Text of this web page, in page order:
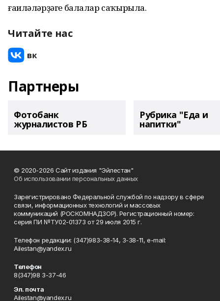
ғаиләләрҙәге балалар саҡырыла.
Читайте нас
Партнеры
Фотобанк
журналистов РБ
Рубрика "Еда и
напитки"
© 2020-2026 Сайт издания "Эйлестан"
Об использовании персональных данных
Зарегистрировано Федеральной службой по надзору в сфере
связи, информационных технологий и массовых
коммуникаций (РОСКОМНАДЗОР). Регистрационный номер:
серия ПИ №ТУ02-01373 от 29 июля 2015 г.
Телефон редакции: (347)983-38-14, 3-38-11, e-mail:
Ailestan@yandex.ru
Телефон
8(347)98 3-37-46
Эл. почта
Ailestan@yandex.ru